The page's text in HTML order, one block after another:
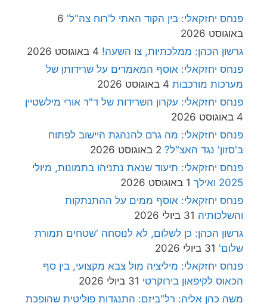
פנחס יחזקאלי: בין הקוד האתי ל'רוח צה"ל' 6
באוגוסט 2026
גרשון הכהן: ממלכתיות, צו השעה! 4 באוגוסט 2026
פנחס יחזקאלי: אוסף המאמרים על שרידותן של
מערכות מורכבות 4 באוגוסט 2026
פנחס יחזקאלי: עקרון השרידות של ד"ר אורי מילשטיין
4 באוגוסט 2026
פנחס יחזקאלי: מה גרם להנהגת היישוב לפתוח
ב'סזון' נגד האצ"ל? 2 באוגוסט 2026
פנחס יחזקאלי: תיעוד שנאת נתניהו בתמונות, מיולי
2025 ואילך
1 באוגוסט 2026
פנחס יחזקאלי: אוסף ממים על ההתנתקות
והשלכותיה 31 ביולי 2026
גרשון הכהן: כן לשלום, לא לנוסחה 'שטחים תמורת
שלום' 31 ביולי 2026
פנחס יחזקאלי: מיליציה מול צבא מקצועי, בין סף
הכאוס לקיפאון בירוקרטי 31 ביולי 2026
משה כהן אליה: רל"ביזם: התנגדות פוליטית שהופכת